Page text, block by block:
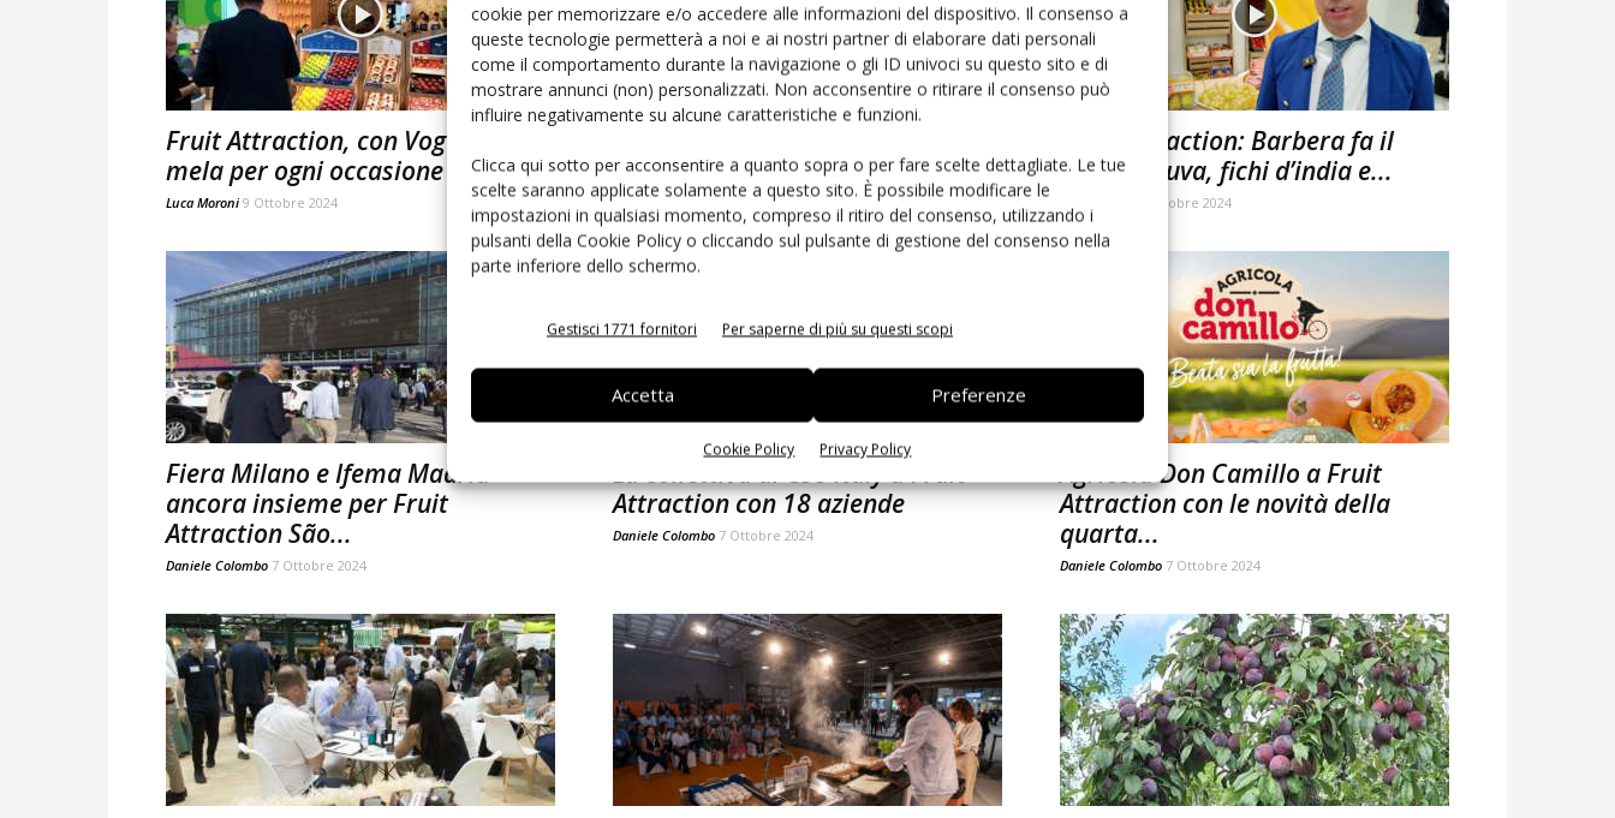
cookie per memorizzare e/o accedere alle informazioni del dispositivo. Il consenso a
queste tecnologie permetterà a noi e ai nostri partner di elaborare dati personali
come il comportamento durante la navigazione o gli ID univoci su questo sito e di
mostrare annunci (non) personalizzati. Non acconsentire o ritirare il consenso può
influire negativamente su alcune caratteristiche e funzioni.
Clicca qui sotto per acconsentire a quanto sopra o per fare scelte dettagliate. Le tue
scelte saranno applicate solamente a questo sito. È possibile modificare le
impostazioni in qualsiasi momento, compreso il ritiro del consenso, utilizzando i
pulsanti della Cookie Policy o cliccando sul pulsante di gestione del consenso nella
parte inferiore dello schermo.
Gestisci 1771 fornitori Per saperne di più su questi scopi
Accetta Preferenze
Cookie Policy Privacy Policy
Fruit Attraction, con Vog una
mela per ogni occasione
Luca Moroni 9 Ottobre 2024
spinge il kiwi rosso
Luca Moroni 8 Ottobre 2024
Fruit Attraction: Barbera fa il
punto su uva, fichi d’india e...
8 Ottobre 2024
Fiera Milano e Ifema Madrid
ancora insieme per Fruit
Attraction São...
Daniele Colombo 7 Ottobre 2024
La collettiva di Cso Italy a Fruit
Attraction con 18 aziende
Daniele Colombo 7 Ottobre 2024
Agricola Don Camillo a Fruit
Attraction con le novità della
quarta...
Daniele Colombo 7 Ottobre 2024